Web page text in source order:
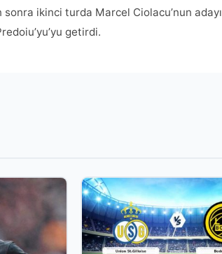
ikinci turda Marcel Ciolacu’nun adayı
getirdi.